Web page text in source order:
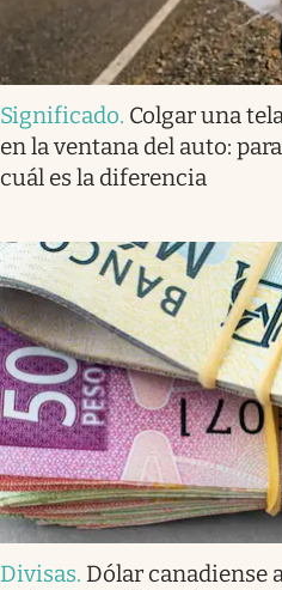
Significado. Colgar una
en la ventana del auto:
cuál es la diferencia
Divisas. Dólar canadiense